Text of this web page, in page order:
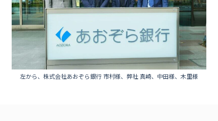
左から、株式会社あおぞら銀行 市村様、弊社 真崎、中田様、木里様